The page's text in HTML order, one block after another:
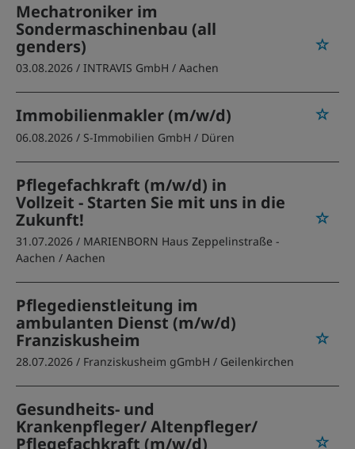
Mechatroniker im
Sondermaschinenbau (all
genders)
03.08.2026 / INTRAVIS GmbH / Aachen
Immobilienmakler (m/w/d)
06.08.2026 / S-Immobilien GmbH / Düren
Pflegefachkraft (m/w/d) in
Vollzeit - Starten Sie mit uns in die
Zukunft!
31.07.2026 / MARIENBORN Haus Zeppelinstraße -
Aachen / Aachen
Pflegedienstleitung im
ambulanten Dienst (m/w/d)
Franziskusheim
28.07.2026 / Franziskusheim gGmbH / Geilenkirchen
Gesundheits- und
Krankenpfleger/ Altenpfleger/
Pflegefachkraft (m/w/d)